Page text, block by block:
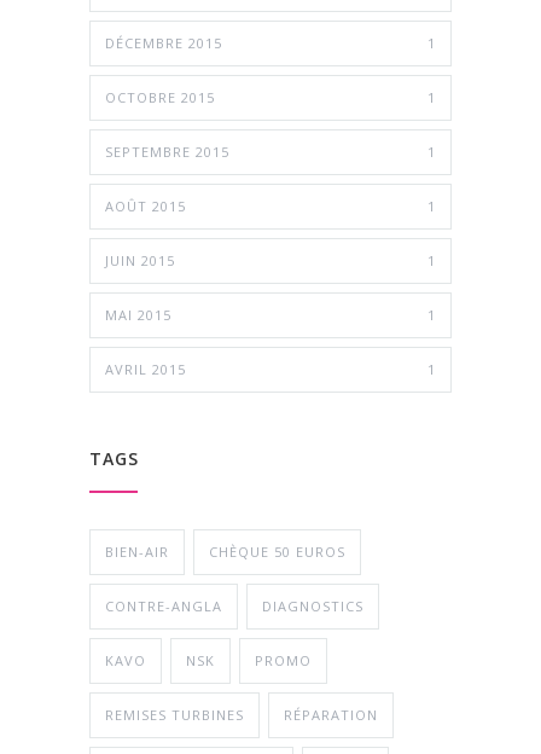
DÉCEMBRE 2015 1
OCTOBRE 2015 1
SEPTEMBRE 2015 1
AOÛT 2015 1
JUIN 2015 1
MAI 2015 1
AVRIL 2015 1
TAGS
BIEN-AIR CHÈQUE 50 EUROS
CONTRE-ANGLA DIAGNOSTICS
KAVO NSK PROMO
REMISES TURBINES RÉPARATION